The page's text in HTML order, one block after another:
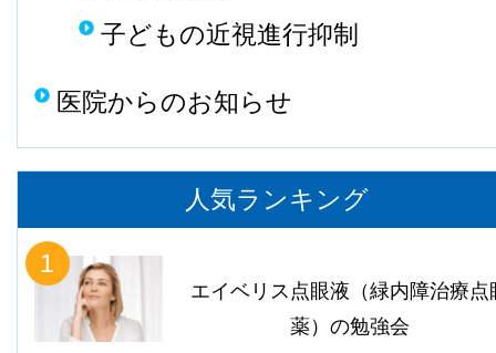
子どもの近視進行抑制
医院からのお知らせ
人気ランキング
1
エイベリス点眼液（緑内障治療点
薬）の勉強会